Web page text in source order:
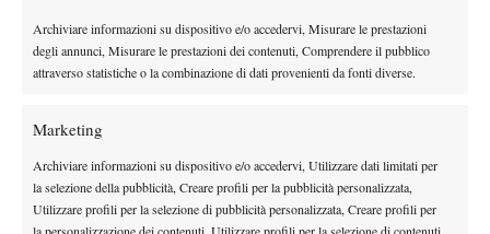
Archiviare informazioni su dispositivo e/o accedervi, Misurare le prestazioni
degli annunci, Misurare le prestazioni dei contenuti, Comprendere il pubblico
attraverso statistiche o la combinazione di dati provenienti da fonti diverse.
Marketing
Archiviare informazioni su dispositivo e/o accedervi, Utilizzare dati limitati per
la selezione della pubblicità, Creare profili per la pubblicità personalizzata,
Utilizzare profili per la selezione di pubblicità personalizzata, Creare profili per
catalogo, con un incaricato a disposizione per domande e
curiosità.
Luka Mikrut (2.3), Gabriele Datei (2.4), Leonardo Cattaneo
(3.1), Samuele Poli (3.4), Giorgio Spinelli (3.5), Francesco
Longhino (4.1), Filippo Chiappa (4.2).